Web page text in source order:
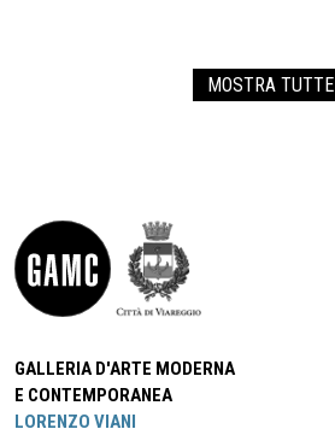
MOSTRA TUTTE
GALLERIA D'ARTE MODERNA
E CONTEMPORANEA
LORENZO VIANI